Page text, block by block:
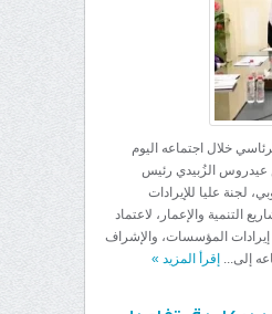
خلال اجتماعه اليوم
عيدروس الزُبيدي رئيس
لجنة عليا للإيرادات
التنمية والإعمار، لاعتماد
إيرادات المؤسسات، والإشراف
إلى... إقرأ المزيد »